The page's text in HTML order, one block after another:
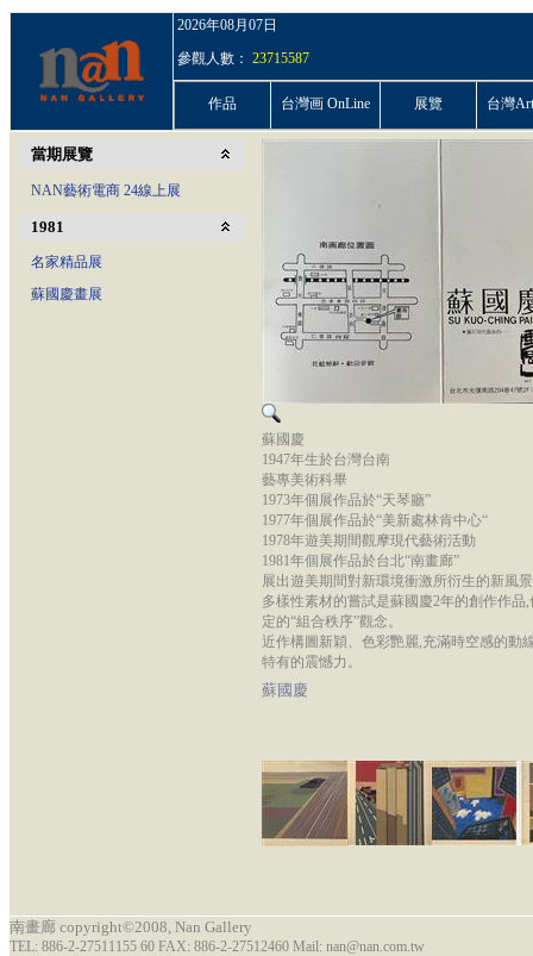
2026年08月07日
參觀人數： 23715587
作品 台灣画 OnLine 展覽 台灣
當期展覽
NAN藝術電商 24線上展
1981
名家精品展
蘇國慶畫展
蘇國慶
1947年生於台灣台南
藝專美術科畢
1973年個展作品於“天琴廳”
1977年個展作品於“美新處林肯中心“
1978年遊美期間觀摩現代藝術活動
1981年個展作品於台北“南畫廊”
展出遊美期間對新環境衝激所衍生的新風
多樣性素材的嘗試是蘇國慶2年的創作作品
定的“組合秩序”觀念。
近作構圖新穎、色彩艷麗,充滿時空感的動
特有的震憾力。
蘇國慶
南畫廊 copyright©2008, Nan Gallery
TEL: 886-2-27511155 60 FAX: 886-2-27512460 Mail: nan@nan.com.tw